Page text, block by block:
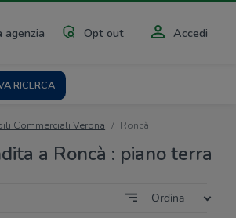
agenzia Opt out Accedi
RICERCA
Commerciali Verona Roncà
a Roncà : piano terra
Ordina